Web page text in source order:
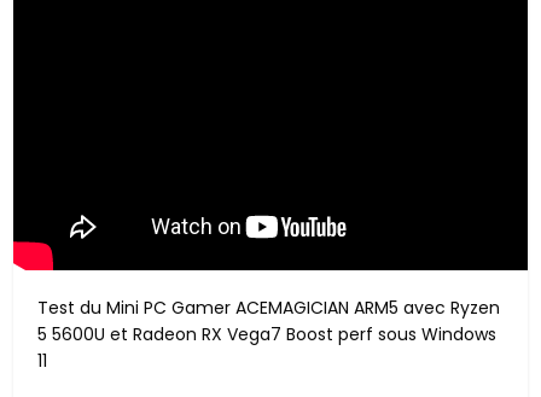
Test du Mini PC Gamer ACEMAGICIAN ARM5 avec Ryzen
5 5600U et Radeon RX Vega7 Boost perf sous Windows
11